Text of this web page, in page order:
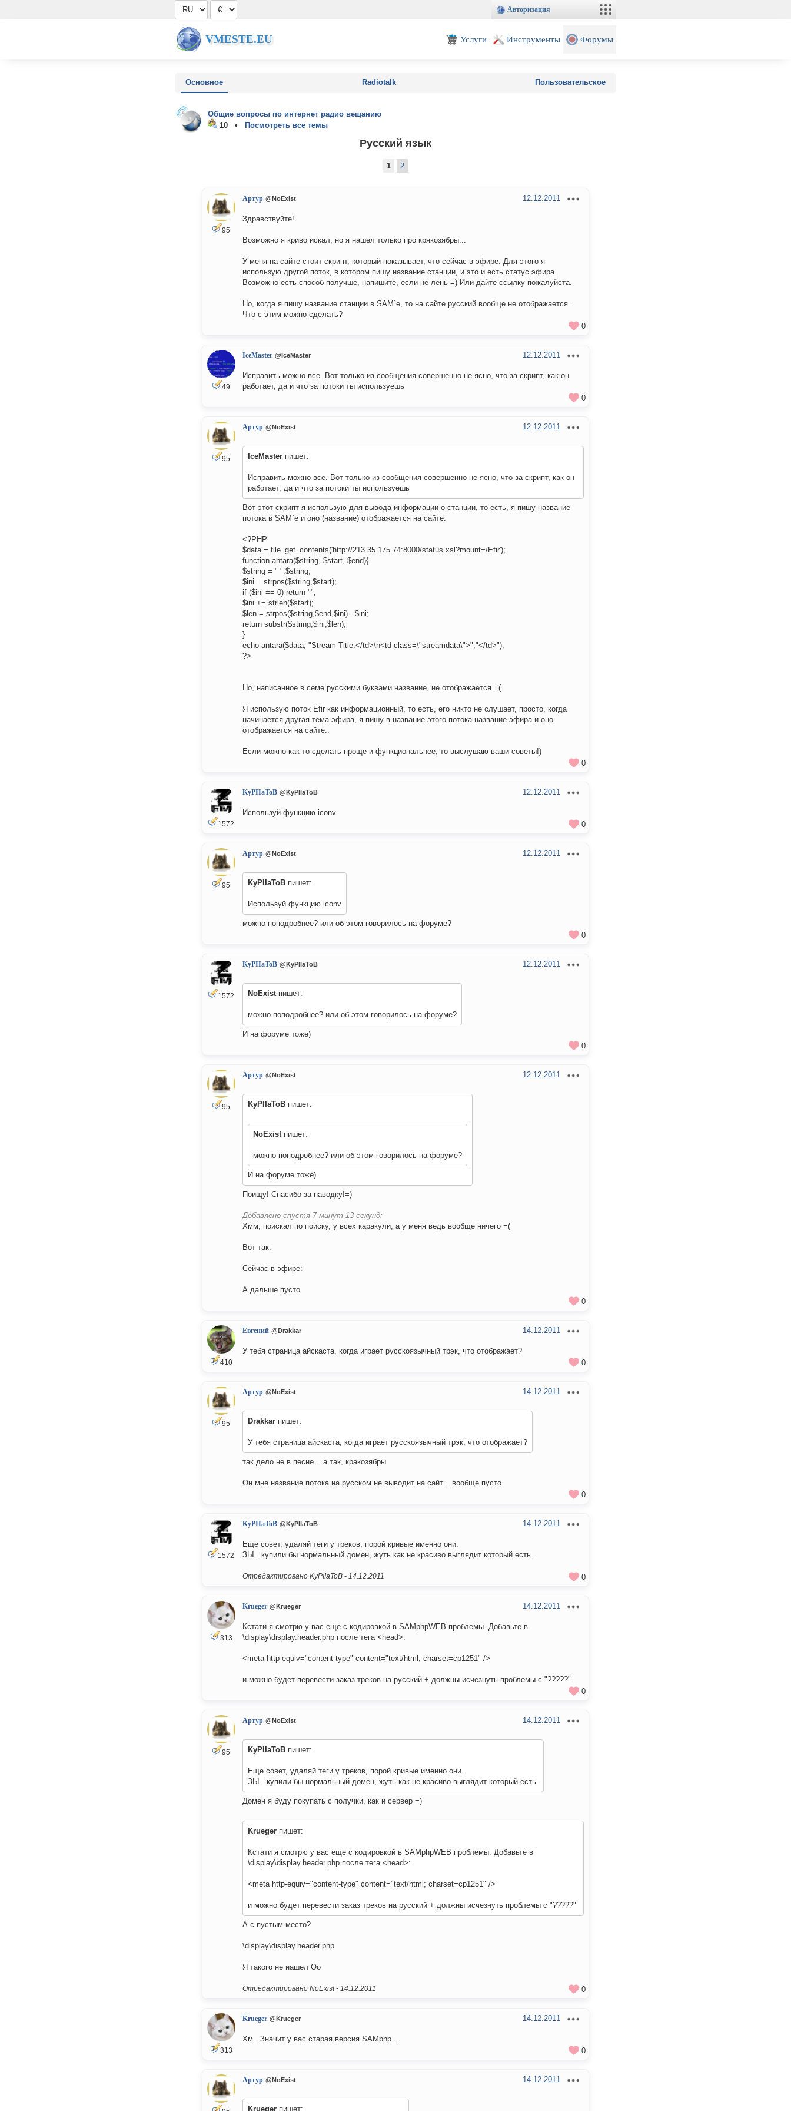
Авторизация
VMESTE.EU Услуги Инструменты Форумы
Основное Radiotalk Пользовательское
Общие вопросы по интернет радио вещанию
10 •
Посмотреть все темы
Русский язык
1 2
95
Артур @NoExist 12.12.2011
Здравствуйте!
Возможно я криво искал, но я нашел только про крякозябры...
У меня на сайте стоит скрипт, который показывает, что сейчас в эфире. Для этого я
использую другой поток, в котором пишу название станции, и это и есть статус эфира.
Возможно есть способ получше, напишите, если не лень =) Или дайте ссылку пожалуйста.
Но, когда я пишу название станции в SAM`е, то на сайте русский вообще не отображается...
Что с этим можно сделать?
0
49
IceMaster @IceMaster 12.12.2011
Исправить можно все. Вот только из сообщения совершенно не ясно, что за скрипт, как он
работает, да и что за потоки ты используешь
0
95
Артур @NoExist 12.12.2011
IceMaster пишет:
Исправить можно все. Вот только из сообщения совершенно не ясно, что за скрипт, как он
работает, да и что за потоки ты используешь
Вот этот скрипт я использую для вывода информации о станции, то есть, я пишу название
потока в SAM`е и оно (название) отображается на сайте.
<?PHP
$data = file_get_contents('http://213.35.175.74:8000/status.xsl?mount=/Efir');
function antara($string, $start, $end){
$string = " ".$string;
$ini = strpos($string,$start);
if ($ini == 0) return "";
$ini += strlen($start);
$len = strpos($string,$end,$ini) - $ini;
return substr($string,$ini,$len);
}
echo antara($data, "Stream Title:</td>\n<td class=\"streamdata\">","</td>");
?>
Но, написанное в семе русскими буквами название, не отображается =(
Я использую поток Efir как информационный, то есть, его никто не слушает, просто, когда
начинается другая тема эфира, я пишу в название этого потока название эфира и оно
отображается на сайте..
Если можно как то сделать проще и функциональнее, то выслушаю ваши советы!)
0
1572
KyPIIaToB @KyPIIaToB 12.12.2011
Используй функцию iconv
0
95
Артур @NoExist 12.12.2011
KyPIIaToB пишет:
Используй функцию iconv
можно поподробнее? или об этом говорилось на форуме?
0
1572
KyPIIaToB @KyPIIaToB 12.12.2011
NoExistпишет:
можно поподробнее? или об этом говорилось на форуме?
И на форуме тоже)
0
95
Артур @NoExist 12.12.2011
KyPIIaToB пишет:
NoExistпишет:
можно поподробнее? или об этом говорилось на форуме?
И на форуме тоже)
Поищу! Спасибо за наводку!=)
Добавлено спустя 7 минут 13 секунд:
Хмм, поискал по поиску, у всех каракули, а у меня ведь вообще ничего =(
Вот так:
Сейчас в эфире:
А дальше пусто
0
410
Евгений @Drakkar 14.12.2011
У тебя страница айскаста, когда играет русскоязычный трэк, что отображает?
0
95
Артур @NoExist 14.12.2011
Drakkar пишет:
У тебя страница айскаста, когда играет русскоязычный трэк, что отображает?
так дело не в песне... а так, кракозябры
Он мне название потока на русском не выводит на сайт... вообще пусто
0
1572
KyPIIaToB @KyPIIaToB 14.12.2011
Еще совет, удаляй теги у треков, порой кривые именно они.
ЗЫ.. купили бы нормальный домен, жуть как не красиво выглядит который есть.
Отредактировано KyPIIaToB - 14.12.2011 0
313
Krueger @Krueger 14.12.2011
Кстати я смотрю у вас еще с кодировкой в SAMphpWEB проблемы. Добавьте в
\display\display.header.php после тега <head>:
<meta http-equiv="content-type" content="text/html; charset=cp1251" />
и можно будет перевести заказ треков на русский + должны исчезнуть проблемы с "?????"
0
95
Артур @NoExist 14.12.2011
KyPIIaToB пишет:
Еще совет, удаляй теги у треков, порой кривые именно они.
ЗЫ.. купили бы нормальный домен, жуть как не красиво выглядит который есть.
Домен я буду покупать с получки, как и сервер =)
Krueger пишет:
Кстати я смотрю у вас еще с кодировкой в SAMphpWEB проблемы. Добавьте в
\display\display.header.php после тега <head>:
<meta http-equiv="content-type" content="text/html; charset=cp1251" />
и можно будет перевести заказ треков на русский + должны исчезнуть проблемы с "?????"
А с пустым место?
\display\display.header.php
Я такого не нашел Оо
Отредактировано NoExist - 14.12.2011 0
313
Krueger @Krueger 14.12.2011
Хм.. Значит у вас старая версия SAMphp...
0
Артур @NoExist 14.12.2011
Krueger пишет: